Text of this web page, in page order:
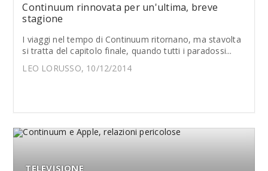
Continuum rinnovata per un'ultima, breve
stagione
I viaggi nel tempo di Continuum ritornano, ma stavolta
si tratta del capitolo finale, quando tutti i paradossi...
LEO LORUSSO, 10/12/2014
TELEVISIONE